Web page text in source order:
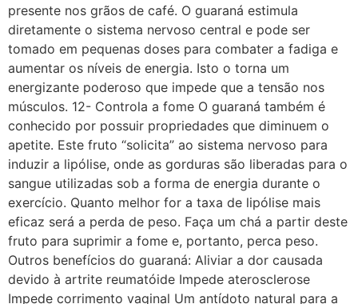
presente nos grãos de café. O guaraná estimula
diretamente o sistema nervoso central e pode ser
tomado em pequenas doses para combater a fadiga e
aumentar os níveis de energia. Isto o torna um
energizante poderoso que impede que a tensão nos
músculos. 12- Controla a fome O guaraná também é
conhecido por possuir propriedades que diminuem o
apetite. Este fruto “solicita” ao sistema nervoso para
induzir a lipólise, onde as gorduras são liberadas para o
sangue utilizadas sob a forma de energia durante o
exercício. Quanto melhor for a taxa de lipólise mais
eficaz será a perda de peso. Faça um chá a partir deste
fruto para suprimir a fome e, portanto, perca peso.
Outros benefícios do guaraná: Aliviar a dor causada
devido à artrite reumatóide Impede aterosclerose
Impede corrimento vaginal Um antídoto natural para a